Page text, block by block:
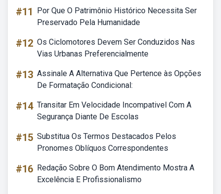
#11
Por Que O Patrimônio Histórico Necessita Ser
Preservado Pela Humanidade
#12 Os Ciclomotores Devem Ser Conduzidos Nas
Vias Urbanas Preferencialmente
#13 Assinale A Alternativa Que Pertence às Opções
De Formatação Condicional:
#14 Transitar Em Velocidade Incompativel Com A
Segurança Diante De Escolas
#15 Substitua Os Termos Destacados Pelos
Pronomes Oblíquos Correspondentes
#16 Redação Sobre O Bom Atendimento Mostra A
Excelência E Profissionalismo